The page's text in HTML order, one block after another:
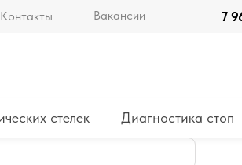
7
Вакансии
Контакты
стелек Диагностика стоп